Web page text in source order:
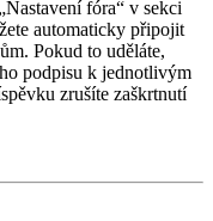
fóra“ v sekci
automaticky připojit
Pokud to uděláte,
podpisu k jednotlivým
zrušíte zaškrtnutí